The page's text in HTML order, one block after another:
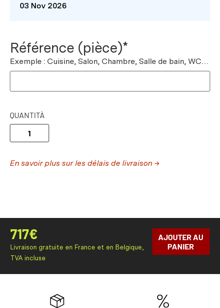
03 Nov 2026
Référence (pièce)*
Exemple : Cuisine, Salon, Chambre, Salle de bain, WC…
QUANTITÀ
En savoir plus sur les délais de livraison →
717€
Livraison gratuite en France et en Belgique,
TVA incluse
AJOUTER AU
PANIER